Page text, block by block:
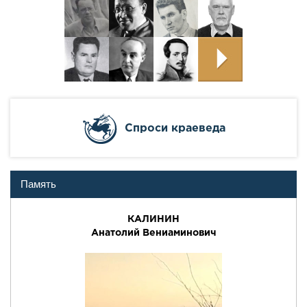
Cпроси краеведа
Память
КАЛИНИН
Анатолий Вениаминович